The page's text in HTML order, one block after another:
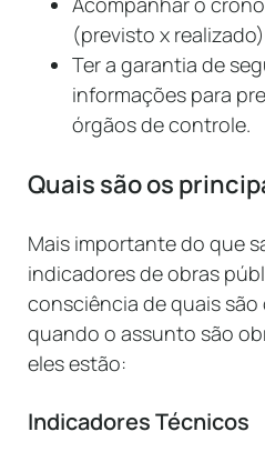
(previsto x realizado)
Ter a garantia de
informações para
órgãos de controle.
Quais são os
Mais importante do que
indicadores de obras
consciência de quais
quando o assunto são
eles estão:
Indicadores Técnicos